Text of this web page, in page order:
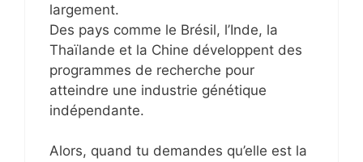
largement.
Des pays comme le Brésil, l’Inde, la
Thaïlande et la Chine développent des
programmes de recherche pour
atteindre une industrie génétique
indépendante.
Alors, quand tu demandes qu’elle est la